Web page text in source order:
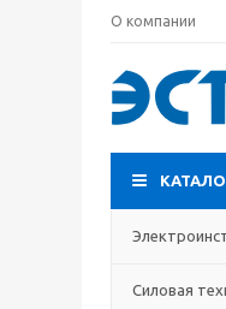
О компании
Силовая